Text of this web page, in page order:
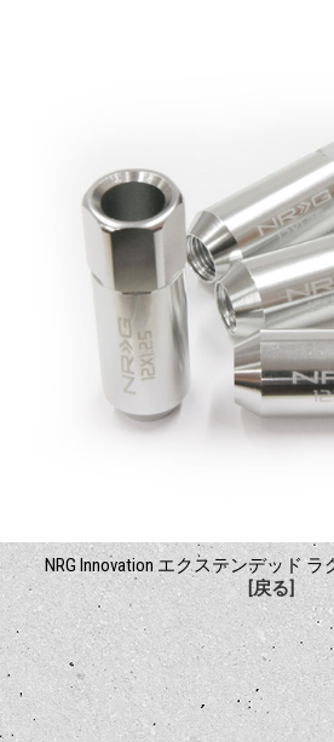
NRG Innovation エクステンデッド
[戻る]